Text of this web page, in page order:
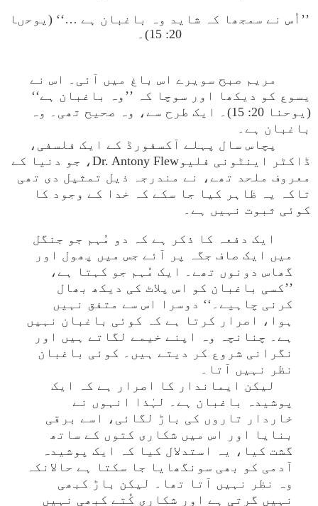
’’اُس نے سمجھا کہ شاید وہ باغبان ہے …‘‘ (یوحںا
20: 15)۔
مریم صبح سویرے اس باغ میں آئی۔ اس نے
یسوع کو دیکھا اور سوچا کہ ’’وہ باغبان ہے‘‘
(یوحنا 20: 15)۔ ایک طرح سے، وہ صحیح تھی۔ وہ
باغبان ہے۔
پچاس سال پہلے آکسفورڈ کے ایک فلسفی،
ڈاکٹر اینٹونی فلیوDr. Antony Flew، جو دنیا کے
معروف ملحد تھے، نے مندرجہ ذیل تمثیل دی تھی
تاکہ یہ ظاہر کیا جا سکے کہ خدا کے وجود کا
کوئی ثبوت نہیں ہے۔
ایک دفعہ کا ذکر ہے کہ دو مُہم جو جنگل
میں ایک صاف جگہ پر آئے جس میں پھول اور
گھاس دونوں تھے۔ ایک مُہم جو کہتا ہے،
’’کسی باغبان کو اس پلاٹ کی دیکھ بھال
کرنی چاہیے۔‘‘ دوسرا اس سے متفق نہیں
ہوا، اصرار کرتا ہے کہ کوئی باغبان نہیں
ہے۔ چنانچہ وہ اپنے خیمے لگاتے ہیں اور
نگرانی شروع کر دیتے ہیں۔ کوئی باغبان
نظر نہیں آتا۔
لیکن ایماندار کا اصرار ہے کہ ایک
پوشیدہ باغبان ہے۔ لہٰذا انہوں نے
خاردار تاروں کی باڑ لگائی، اسے برقی
بنایا اور اس میں شکاری کتوں کے ساتھ
گشت کیا، یہ استدلال کیا کہ ایک پوشیدہ
آدمی کو بھی سونگھایا جا سکتا ہے حالانکہ
وہ نظر نہیں آتا تھا۔ لیکن باڑ کبھی
نہیں گرتی ہے اور شکاری کُتے کبھی نہیں